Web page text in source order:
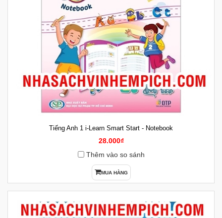
Tiếng Anh 1 i-Learn Smart Start - Notebook
28.000₫
Thêm vào so sánh
MUA HÀNG